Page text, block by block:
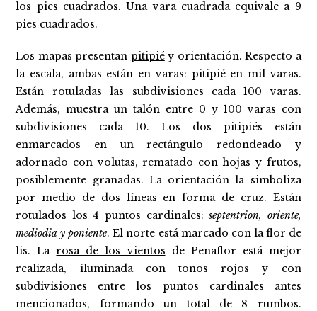
los pies cuadrados. Una vara cuadrada equivale a 9
pies cuadrados.
Los mapas presentan pitipiéy orientación. Respecto a
la escala, ambas están en varas: pitipié en mil varas.
Están rotuladas las subdivisiones cada 100 varas.
Además, muestra un talón entre 0 y 100 varas con
subdivisiones cada 10. Los dos pitipiés están
enmarcados en un rectángulo redondeado y
adornado con volutas, rematado con hojas y frutos,
posiblemente granadas. La orientación la simboliza
por medio de dos líneas en forma de cruz. Están
rotulados los 4 puntos cardinales:septentrion, oriente,
mediodia y poniente. El norte está marcado con la flor de
lis. Larosa de los vientos de Peñaflor está mejor
realizada, iluminada con tonos rojos y con
subdivisiones entre los puntos cardinales antes
mencionados, formando un total de 8 rumbos.